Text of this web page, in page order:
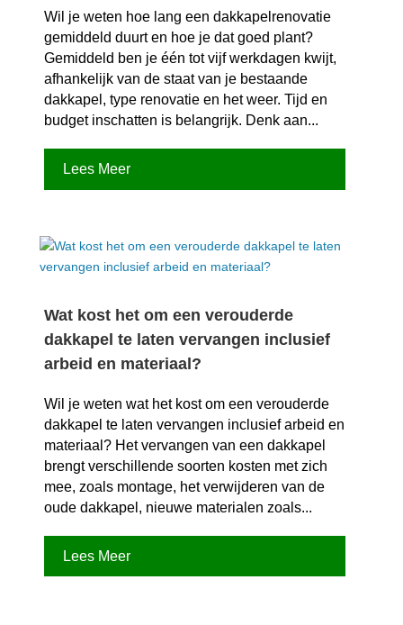
Wil je weten hoe lang een dakkapelrenovatie
gemiddeld duurt en hoe je dat goed plant?
Gemiddeld ben je één tot vijf werkdagen kwijt,
afhankelijk van de staat van je bestaande
dakkapel, type renovatie en het weer.​ Tijd en
budget inschatten is belangrijk.​ Denk aan...
Lees Meer
Wat kost het om een verouderde
dakkapel te laten vervangen inclusief
arbeid en materiaal?
Wil je weten wat het kost om een verouderde
dakkapel te laten vervangen inclusief arbeid en
materiaal? Het vervangen van een dakkapel
brengt verschillende soorten kosten met zich
mee, zoals montage, het verwijderen van de
oude dakkapel, nieuwe materialen zoals...
Lees Meer